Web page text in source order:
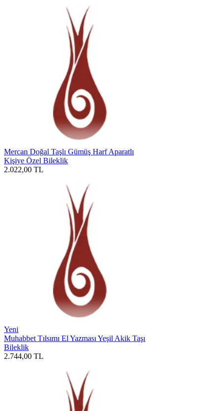
Mercan Doğal Taşlı Gümüş Harf Aparatlı
Kişiye Özel Bileklik
2.022,00 TL
Yeni
Muhabbet Tılsımı El Yazması Yeşil Akik Taşı
Bileklik
2.744,00 TL